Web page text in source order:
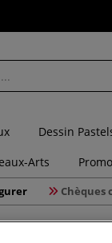
Dessin
Arts
Chèques
de Gerstaecker